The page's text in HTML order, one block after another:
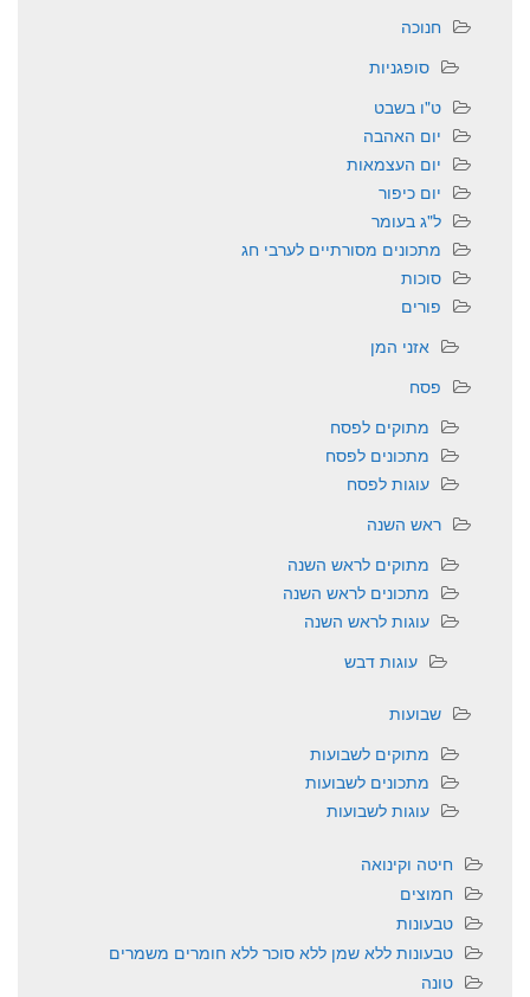
חנוכה
סופגניות
ט"ו בשבט
יום האהבה
יום העצמאות
יום כיפור
ל"ג בעומר
מתכונים מסורתיים לערבי חג
סוכות
פורים
אזני המן
פסח
מתוקים לפסח
מתכונים לפסח
עוגות לפסח
ראש השנה
מתוקים לראש השנה
מתכונים לראש השנה
עוגות לראש השנה
עוגות דבש
שבועות
מתוקים לשבועות
מתכונים לשבועות
עוגות לשבועות
חיטה וקינואה
חמוצים
טבעונות
טבעונות ללא שמן ללא סוכר ללא חומרים משמרים
טונה